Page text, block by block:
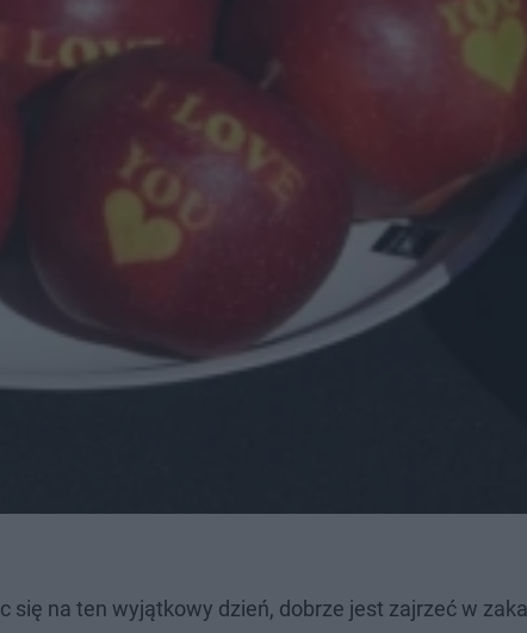
na ten wyjątkowy dzień, dobrze jest zajrzeć w